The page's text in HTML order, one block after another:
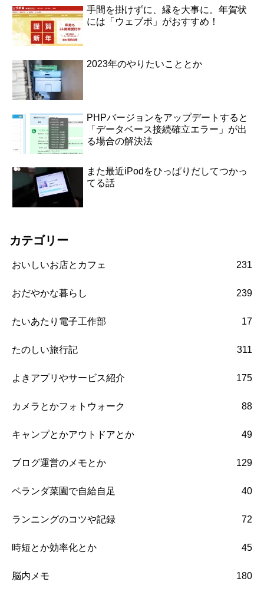
手間を掛けずに、縁を大事に。年賀状
には「ウェブポ」がおすすめ！
2023年のやりたいこととか
PHPバージョンをアップデートすると
「データベース接続確立エラー」が出
る場合の解決法
また最近iPodをひっぱりだしてつかっ
てる話
カテゴリー
おいしいお店とカフェ 231
おだやかな暮らし 239
たいあたり電子工作部 17
たのしい旅行記 311
よきアプリやサービス紹介 175
カメラとかフォトウォーク 88
キャンプとかアウトドアとか 49
ブログ運営のメモとか 129
ベランダ菜園で自給自足 40
ランニングのコツや記録 72
時短とか効率化とか 45
脳内メモ 180